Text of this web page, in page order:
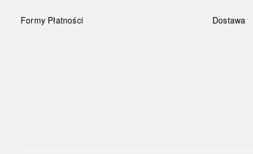
Formy Płatności Dostawa